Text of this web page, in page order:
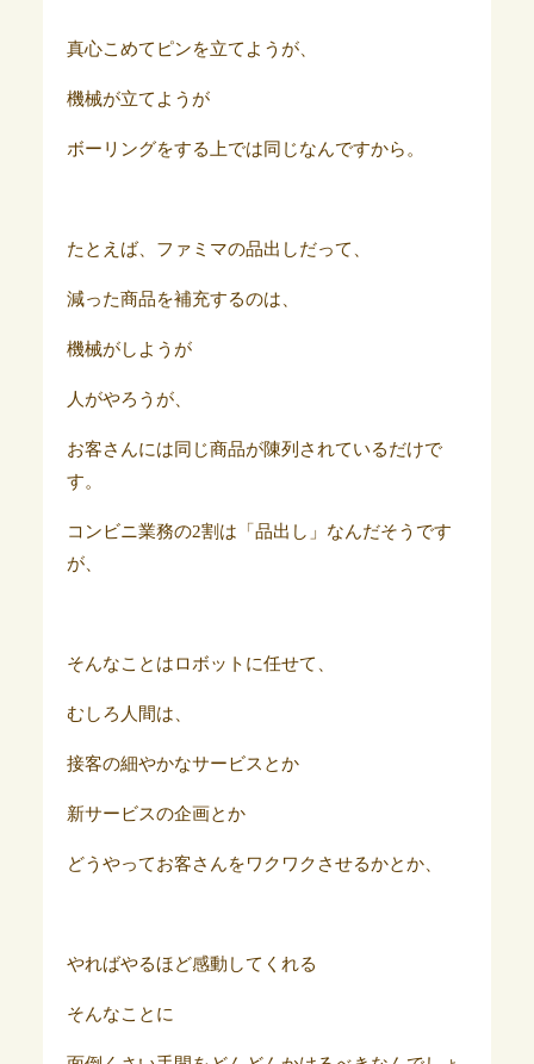
真心こめてピンを立てようが、
機械が立てようが
ボーリングをする上では同じなんですから。
たとえば、ファミマの品出しだって、
減った商品を補充するのは、
機械がしようが
人がやろうが、
お客さんには同じ商品が陳列されているだけで
す。
コンビニ業務の2割は「品出し」なんだそうです
が、
そんなことはロボットに任せて、
むしろ人間は、
接客の細やかなサービスとか
新サービスの企画とか
どうやってお客さんをワクワクさせるかとか、
やればやるほど感動してくれる
そんなことに